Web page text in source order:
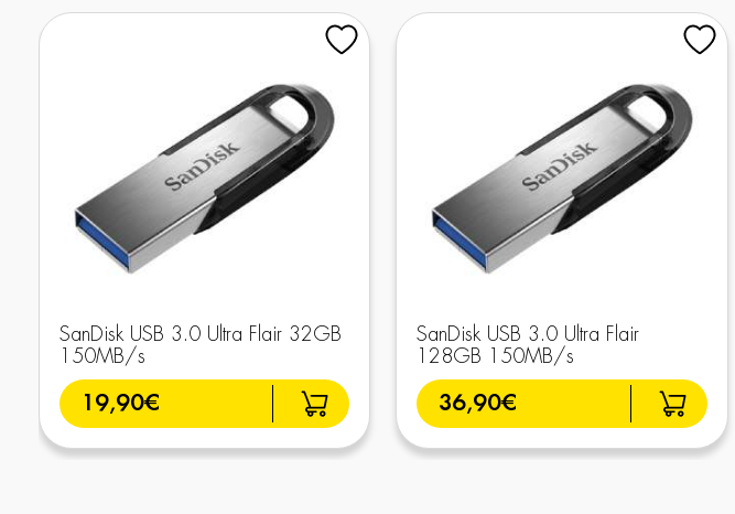
SanDisk USB 3.0 Ultra Flair 32GB
150MB/s
19,90€
SanDisk USB 3.0 Ultra Flair
128GB 150MB/s
36,90€